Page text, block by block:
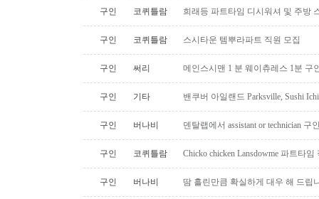
구인 코퀴틀람 희래등 파트타임 디시워셔 및 주방
구인 코퀴틀람 스시타운 템뿌라파트 직원 모집
구인 써리 메인스시맨 1 분 웨이츄레스 1분 구
구인 기타 밴쿠버 아일랜드 Parksville, Sushi
구인 버나비 덴탈랩에서 assistant or technician 구
구인 코퀴틀람 Chicko chicken Lansdowme 파트타
구인 버나비 땀 흘린만큼 확실하게 대우 해 드립